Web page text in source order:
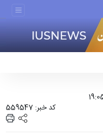
کد خبر: 559547